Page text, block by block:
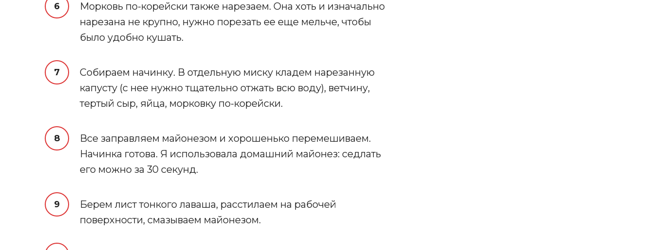
Морковь по-корейски также нарезаем. Она хоть и изначально
нарезана не крупно, нужно порезать ее еще мельче, чтобы
было удобно кушать.
Собираем начинку. В отдельную миску кладем нарезанную
капусту (с нее нужно тщательно отжать всю воду), ветчину,
тертый сыр, яйца, морковку по-корейски.
Все заправляем майонезом и хорошенько перемешиваем.
Начинка готова. Я использовала домашний майонез: седлать
его можно за 30 секунд.
Берем лист тонкого лаваша, расстилаем на рабочей
поверхности, смазываем майонезом.